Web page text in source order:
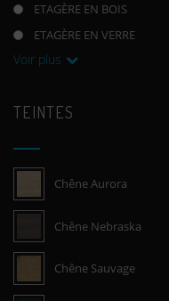
ETAGÈRE EN BOIS
ETAGÈRE EN VERRE
Voir plus
TEINTES
Chêne Aurora
Chêne Nebraska
Chêne Sauvage